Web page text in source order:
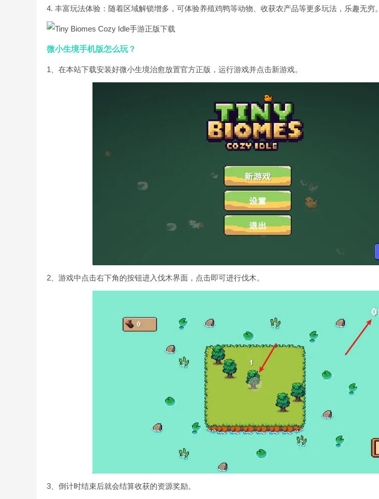
4. 丰富玩法体验：随着区域解锁增多，可体验养殖鸡鸭等动物、收获农产品等更多玩法，乐趣无穷。
微小生境手机版怎么玩？
1、在本站下载安装好微小生境治愈放置官方正版，运行游戏并点击新游戏。
2、游戏中点击右下角的按钮进入伐木界面，点击即可进行伐木。
3、倒计时结束后就会结算收获的资源奖励。